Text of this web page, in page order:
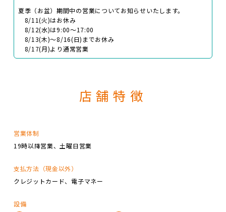
夏季（お盆）期間中の営業についてお知らせいたします。
8/11(火)はお休み
8/12(水)は9:00～17:00
8/13(木)～8/16(日)までお休み
8/17(月)より通常営業
店舗特徴
営業体制
19時以降営業
土曜日営業
支払方法（現金以外）
クレジットカード
電子マネー
設備